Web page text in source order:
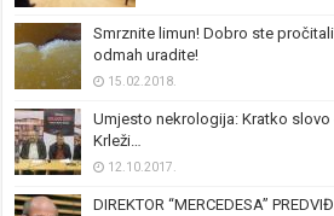
Smrznite limun! Dobro ste
odmah uradite!
15.02.2018.
Umjesto nekrologija: Kratko slovo
Krleži…
12.10.2017.
DIREKTOR “MERCEDESA”